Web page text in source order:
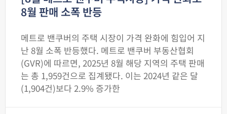
8월 판매 소폭 반등
메트로 밴쿠버의 주택 시장이 가격 완화에 힘입어 지
난 8월 소폭 반등했다. 메트로 밴쿠버 부동산협회
(GVR)에 따르면, 2025년 8월 해당 지역의 주택 판매
는 총 1,959건으로 집계됐다. 이는 2024년 같은 달
(1,904건)보다 2.9% 증가한